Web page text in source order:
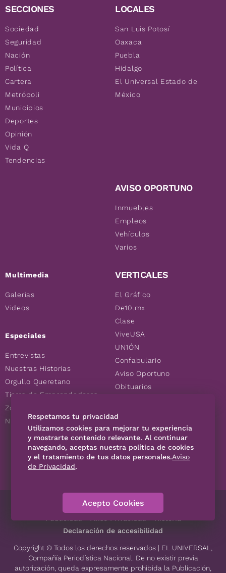
SECCIONES
Sociedad
Seguridad
Nación
Política
Cartera
Metrópoli
Municipios
Deportes
Opinión
Vida Q
Tendencias
Multimedia
Galerías
Videos
Especiales
Entrevistas
Nuestras Historias
Orgullo Queretano
Tierra de Emprendedores
Zoociales
Nuevos Queretanos
LOCALES
San Luis Potosí
Oaxaca
Puebla
Hidalgo
El Universal Estado de
México
AVISO OPORTUNO
Inmuebles
Empleos
Vehículos
Varios
VERTICALES
El Gráfico
De10.mx
Clase
ViveUSA
UN1ÓN
Confabulario
Aviso Oportuno
Obituarios
Consultas
SÍGUENOS
Contáctanos Código de Ética
Declaración de accesibilidad
Copyright © Todos los derechos reservados | EL UNIVERSAL,
Compañía Periodística Nacional. De no existir previa
autorización, queda expresamente prohibida la Publicación,
Respetamos tu privacidad
Utilizamos cookies para mejorar tu experiencia
y mostrarte contenido relevante. Al continuar
navegando, aceptas nuestra política de cookies
y el tratamiento de tus datos personales.Aviso
de Privacidad.
Acepto Cookies